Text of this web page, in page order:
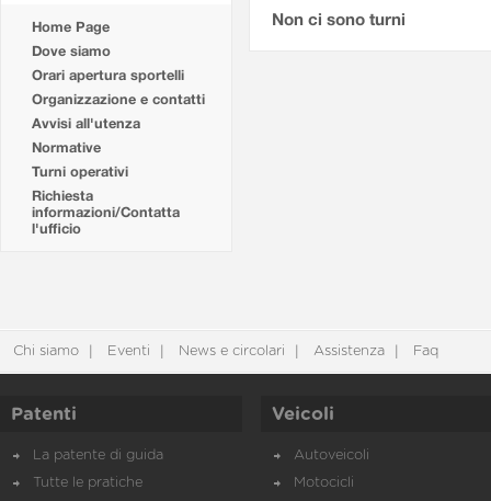
Home Page
Dove siamo
Orari apertura sportelli
Organizzazione e contatti
Avvisi all'utenza
Normative
Turni operativi
Richiesta
informazioni/Contatta
l'ufficio
Non ci sono turni
Chi siamo Eventi News e circolari Assistenza Faq
Patenti
La patente di guida
Tutte le pratiche
Veicoli
Autoveicoli
Motocicli